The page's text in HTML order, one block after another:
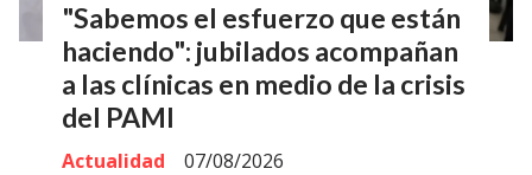
"Sabemos el esfuerzo que están
haciendo": jubilados acompañan
a las clínicas en medio de la crisis
del PAMI
Actualidad
07/08/2026